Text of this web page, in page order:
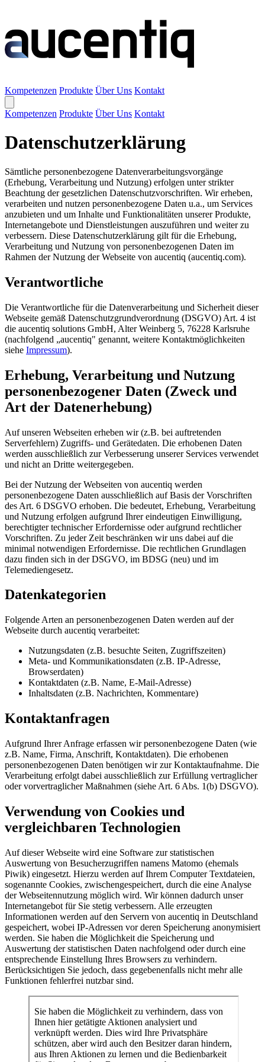
Kompetenzen Produkte Über Uns Kontakt
Kompetenzen Produkte Über Uns Kontakt
Datenschutzerklärung
Sämtliche personenbezogene Datenverarbeitungsvorgänge
(Erhebung, Verarbeitung und Nutzung) erfolgen unter strikter
Beachtung der gesetzlichen Datenschutzvorschriften. Wir erheben,
verarbeiten und nutzen personenbezogene Daten u.a., um Services
anzubieten und um Inhalte und Funktionalitäten unserer Produkte,
Internetangebote und Dienstleistungen auszuführen und weiter zu
verbessern. Diese Datenschutzerklärung gilt für die Erhebung,
Verarbeitung und Nutzung von personenbezogenen Daten im
Rahmen der Nutzung der Webseite von aucentiq (aucentiq.com).
Verantwortliche
Die Verantwortliche für die Datenverarbeitung und Sicherheit dieser
Webseite gemäß Datenschutzgrundverordnung (DSGVO) Art. 4 ist
die aucentiq solutions GmbH, Alter Weinberg 5, 76228 Karlsruhe
(nachfolgend „aucentiq" genannt, weitere Kontaktmöglichkeiten
siehe Impressum).
Erhebung, Verarbeitung und Nutzung
personenbezogener Daten (Zweck und
Art der Datenerhebung)
Auf unseren Webseiten erheben wir (z.B. bei auftretenden
Serverfehlern) Zugriffs- und Gerätedaten. Die erhobenen Daten
werden ausschließlich zur Verbesserung unserer Services verwendet
und nicht an Dritte weitergegeben.
Bei der Nutzung der Webseiten von aucentiq werden
personenbezogene Daten ausschließlich auf Basis der Vorschriften
des Art. 6 DSGVO erhoben. Die bedeutet, Erhebung, Verarbeitung
und Nutzung erfolgen aufgrund Ihrer eindeutigen Einwilligung,
berechtigter technischer Erfordernisse oder aufgrund rechtlicher
Vorschriften. Zu jeder Zeit beschränken wir uns dabei auf die
minimal notwendigen Erfordernisse. Die rechtlichen Grundlagen
dazu finden sich in der DSGVO, im BDSG (neu) und im
Telemediengesetz.
Datenkategorien
Folgende Arten an personenbezogenen Daten werden auf der
Webseite durch aucentiq verarbeitet:
Nutzungsdaten (z.B. besuchte Seiten, Zugriffszeiten)
Meta- und Kommunikationsdaten (z.B. IP-Adresse,
Browserdaten)
Kontaktdaten (z.B. Name, E-Mail-Adresse)
Inhaltsdaten (z.B. Nachrichten, Kommentare)
Kontaktanfragen
Aufgrund Ihrer Anfrage erfassen wir personenbezogene Daten (wie
z.B. Name, Firma, Anschrift, Kontaktdaten). Die erhobenen
personenbezogenen Daten benötigen wir zur Kontaktaufnahme. Die
Verarbeitung erfolgt dabei ausschließlich zur Erfüllung vertraglicher
oder vorvertraglicher Maßnahmen (siehe Art. 6 Abs. 1(b) DSGVO).
Verwendung von Cookies und
vergleichbaren Technologien
Auf dieser Webseite wird eine Software zur statistischen
Auswertung von Besucherzugriffen namens Matomo (ehemals
Piwik) eingesetzt. Hierzu werden auf Ihrem Computer Textdateien,
sogenannte Cookies, zwischengespeichert, durch die eine Analyse
der Webseitennutzung möglich wird. Wir können dadurch unser
Internetangebot für Sie stetig verbessern. Alle erzeugten
Informationen werden auf den Servern von aucentiq in Deutschland
gespeichert, wobei IP-Adressen vor deren Speicherung anonymisiert
werden. Sie haben die Möglichkeit die Speicherung und
Auswertung der statistischen Daten nachfolgend oder durch eine
entsprechende Einstellung Ihres Browsers zu verhindern.
Berücksichtigen Sie jedoch, dass gegebenenfalls nicht mehr alle
Funktionen fehlerfrei nutzbar sind.